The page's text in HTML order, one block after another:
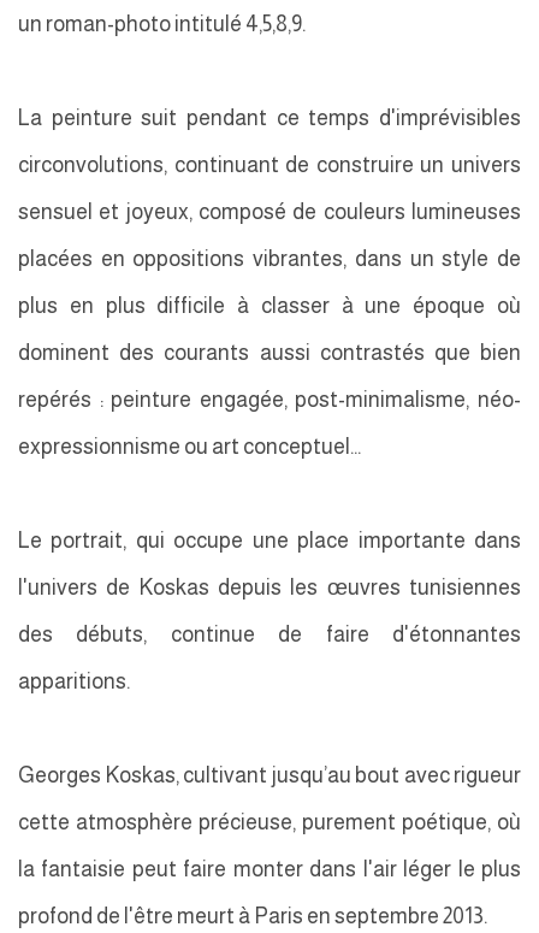
un roman-photo intitulé 4,5,8,9.
La peinture suit pendant ce temps d'imprévisibles
circonvolutions, continuant de construire un univers
sensuel et joyeux, composé de couleurs lumineuses
placées en oppositions vibrantes, dans un style de
plus en plus difficile à classer à une époque où
dominent des courants aussi contrastés que bien
repérés : peinture engagée, post-minimalisme, néo-
expressionnisme ou art conceptuel...
Le portrait, qui occupe une place importante dans
l'univers de Koskas depuis les œuvres tunisiennes
des débuts, continue de faire d'étonnantes
apparitions.
Georges Koskas, cultivant jusqu’au bout avec rigueur
cette atmosphère précieuse, purement poétique, où
la fantaisie peut faire monter dans l'air léger le plus
profond de l'être meurt à Paris en septembre 2013.